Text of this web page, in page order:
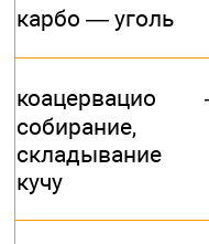
карбо — уголь
коацервацио
собирание,
складывание
кучу